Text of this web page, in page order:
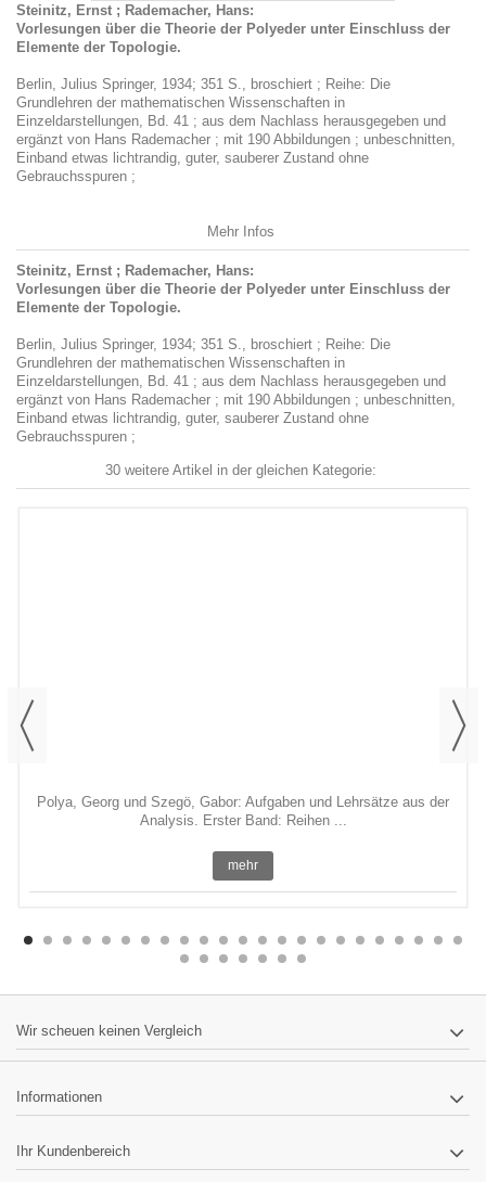
Steinitz, Ernst ; Rademacher, Hans:
Vorlesungen über die Theorie der Polyeder unter Einschluss der
Elemente der Topologie.
Berlin, Julius Springer, 1934; 351 S., broschiert ; Reihe: Die
Grundlehren der mathematischen Wissenschaften in
Einzeldarstellungen, Bd. 41 ; aus dem Nachlass herausgegeben und
ergänzt von Hans Rademacher ; mit 190 Abbildungen ; unbeschnitten,
Einband etwas lichtrandig, guter, sauberer Zustand ohne
Gebrauchsspuren ;
Mehr Infos
Steinitz, Ernst ; Rademacher, Hans:
Vorlesungen über die Theorie der Polyeder unter Einschluss der
Elemente der Topologie.
Berlin, Julius Springer, 1934; 351 S., broschiert ; Reihe: Die
Grundlehren der mathematischen Wissenschaften in
Einzeldarstellungen, Bd. 41 ; aus dem Nachlass herausgegeben und
ergänzt von Hans Rademacher ; mit 190 Abbildungen ; unbeschnitten,
Einband etwas lichtrandig, guter, sauberer Zustand ohne
Gebrauchsspuren ;
30 weitere Artikel in der gleichen Kategorie:
Polya, Georg und Szegö, Gabor: Aufgaben und Lehrsätze aus der
Analysis. Erster Band: Reihen ...
mehr
Wir scheuen keinen Vergleich
Informationen
Ihr Kundenbereich